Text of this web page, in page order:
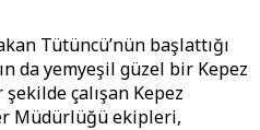
Tütüncü’nün başlattığı
da yemyeşil güzel bir Kepez
şekilde çalışan Kepez
Müdürlüğü ekipleri,